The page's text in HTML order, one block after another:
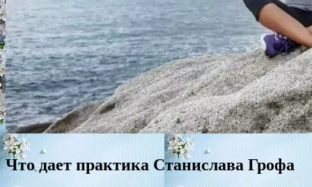
Что дает практика Станислава Грофа